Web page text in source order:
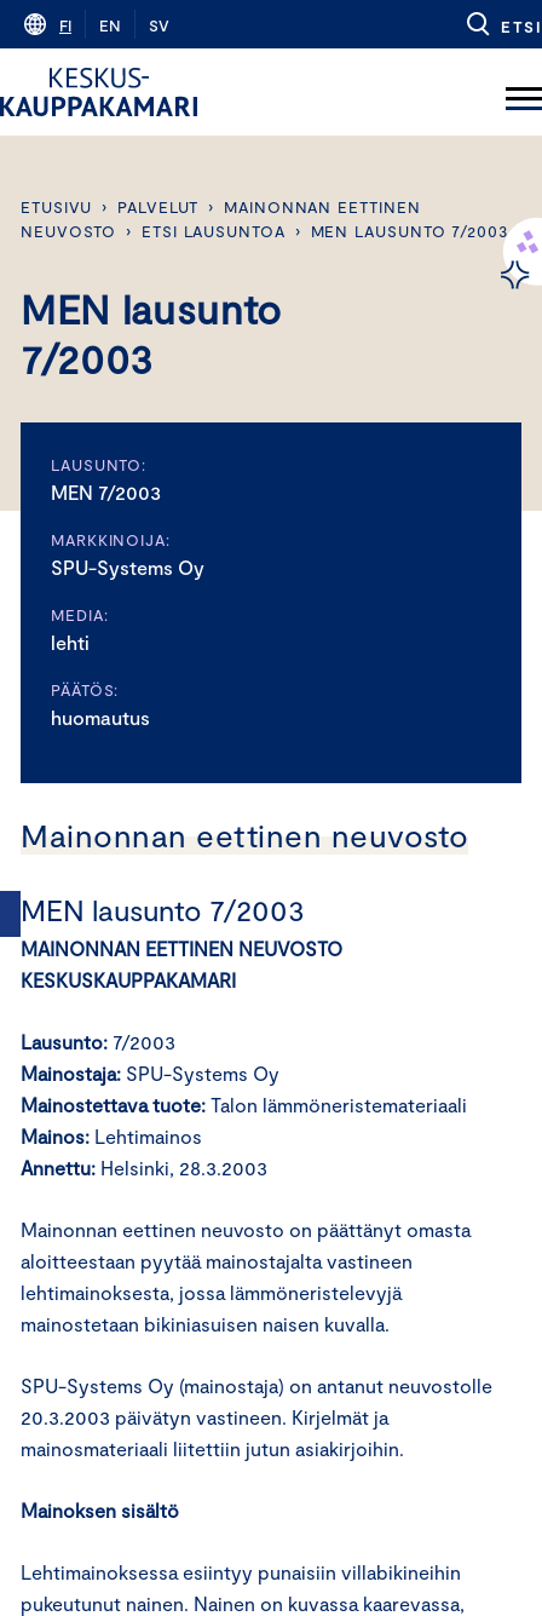
Skip
content
FI EN SV ETSI
ETUSIVU › PALVELUT ›
MAINONNAN EETTINEN
NEUVOSTO
› ETSI LAUSUNTOA › MEN LAUSUNTO 7/2003
MEN lausunto
7/2003
LAUSUNTO:
MEN 7/2003
MARKKINOIJA:
SPU-Systems Oy
MEDIA:
lehti
PÄÄTÖS:
huomautus
Mainonnan eettinen neuvosto
MEN lausunto 7/2003
MAINONNAN EETTINEN NEUVOSTO
KESKUSKAUPPAKAMARI
Lausunto: 7/2003
Mainostaja: SPU-Systems Oy
Mainostettava tuote: Talon lämmöneristemateriaali
Mainos: Lehtimainos
Annettu: Helsinki, 28.3.2003
Mainonnan eettinen neuvosto on päättänyt omasta
aloitteestaan pyytää mainostajalta vastineen
lehtimainoksesta, jossa lämmöneristelevyjä
mainostetaan bikiniasuisen naisen kuvalla.
SPU-Systems Oy (mainostaja) on antanut neuvostolle
20.3.2003 päivätyn vastineen. Kirjelmät ja
mainosmateriaali liitettiin jutun asiakirjoihin.
Mainoksen sisältö
Lehtimainoksessa esiintyy punaisiin villabikineihin
pukeutunut nainen. Nainen on kuvassa kaarevassa,